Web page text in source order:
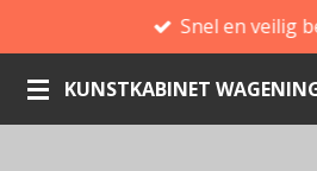
direct
naar
de
Snel en veilig